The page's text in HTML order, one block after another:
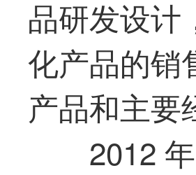
品研发设计
化产品的销
产品和主要
2012